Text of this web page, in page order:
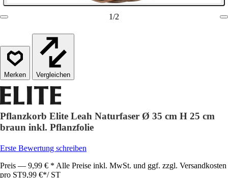
1/2
Vergleichen
Pflanzkorb Elite Leah Naturfaser Ø 35 cm H 25 cm
braun inkl. Pflanzfolie
Erste Bewertung schreiben
Preis — 9,99 € * Alle Preise inkl. MwSt. und ggf. zzgl. Versandkosten
pro ST9,99 €*/ ST